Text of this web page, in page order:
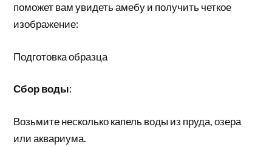
поможет вам увидеть амебу и получить четкое
изображение:
Подготовка образца
Сбор воды:
Возьмите несколько капель воды из пруда, озера
или аквариума.